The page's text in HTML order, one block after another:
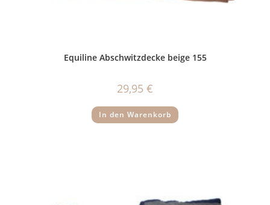
Equiline Abschwitzdecke beige 155
29,95 €
In den Warenkorb